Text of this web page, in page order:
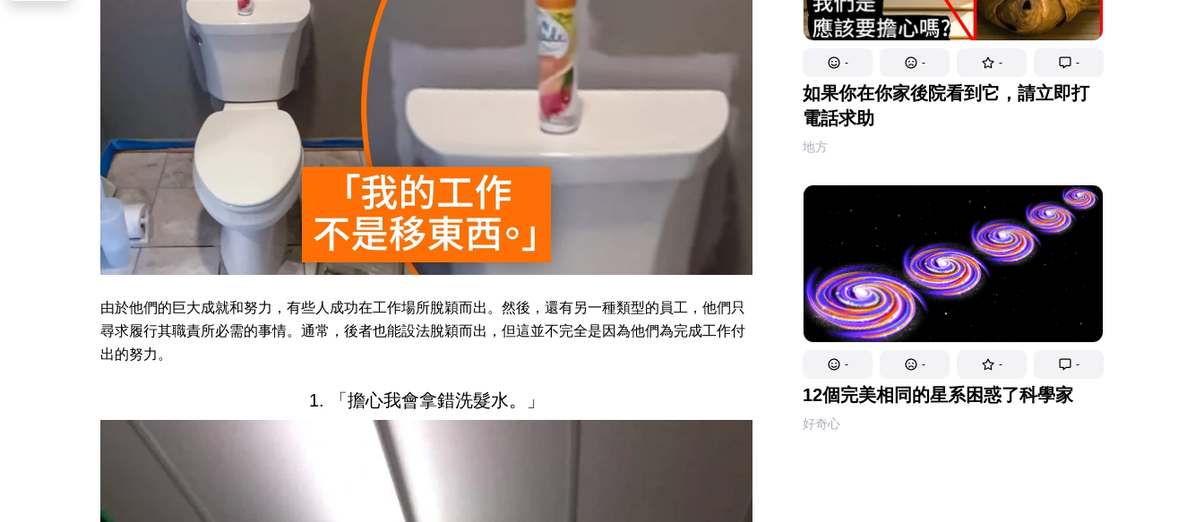
- - - -
如果你在你家後院看到它，請立即打
電話求助
地方
- - - -
12個完美相同的星系困惑了科學家
好奇心
由於他們的巨大成就和努力，有些人成功在工作場所脫穎而出。然後，還有另一種類型的員工，他們只
尋求履行其職責所必需的事情。通常，後者也能設法脫穎而出，但這並不完全是因為他們為完成工作付
出的努力。
1. 「擔心我會拿錯洗髮水。」